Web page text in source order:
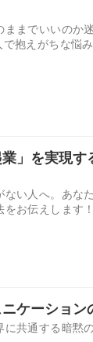
までいいのか
抱えがちな悩
」を実現
い人へ。あな
お伝えします！
ケーション
共通する暗黙